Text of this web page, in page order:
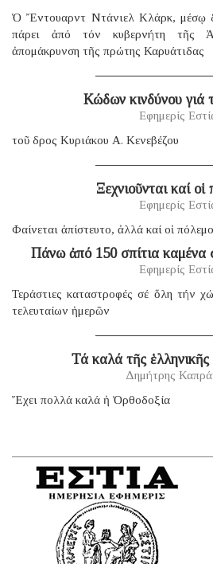
Ὁ Ἔντουαρντ Ντάνιελ Κλάρκ, μέσῳ
πάρει ἀπό τόν κυβερνήτη τῆς
ἀπομάκρυνση τῆς πρώτης Καρυάτιδας
Κώδων κινδύνου γιά
Εφημερίς
τοῦ δρος Κυριάκου Α. Κενεβέζου
Ξεχνιοῦνται καί οἱ
Εφημερίς
Φαίνεται ἀπίστευτο, ἀλλά καί οἱ
Πάνω ἀπό 150 σπίτια καμένα
Εφημερίς
Τεράστιες καταστροφές σέ ὅλη τήν
τελευταίων ἡμερῶν
Τά καλά τῆς
Δημήτρης
Ἔχει πολλά καλά ἡ Ὀρθοδοξία